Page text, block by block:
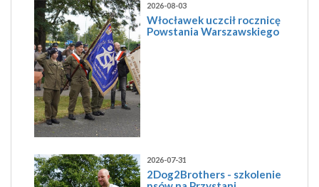
2026-08-03
Włocławek uczcił rocznicę
Powstania Warszawskiego
2026-07-31
2Dog2Brothers - szkolenie